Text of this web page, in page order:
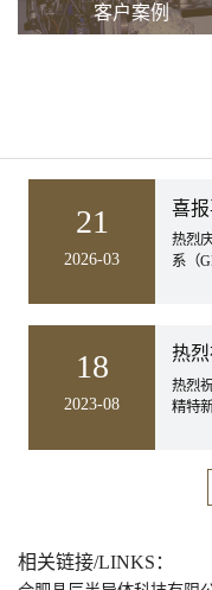
客户案例
21
2026-03
热烈庆
系（
18
2023-08
热烈
精特
相关链接/LINKS：